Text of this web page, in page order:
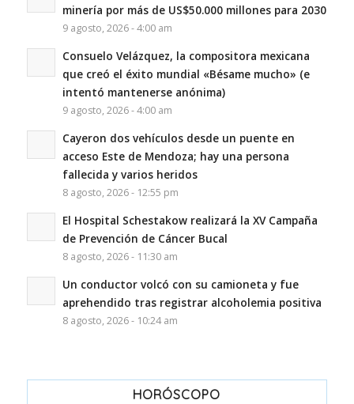
minería por más de US$50.000 millones para 2030
9 agosto, 2026 - 4:00 am
Consuelo Velázquez, la compositora mexicana
que creó el éxito mundial «Bésame mucho» (e
intentó mantenerse anónima)
9 agosto, 2026 - 4:00 am
Cayeron dos vehículos desde un puente en
acceso Este de Mendoza; hay una persona
fallecida y varios heridos
8 agosto, 2026 - 12:55 pm
El Hospital Schestakow realizará la XV Campaña
de Prevención de Cáncer Bucal
8 agosto, 2026 - 11:30 am
Un conductor volcó con su camioneta y fue
aprehendido tras registrar alcoholemia positiva
8 agosto, 2026 - 10:24 am
HORÓSCOPO